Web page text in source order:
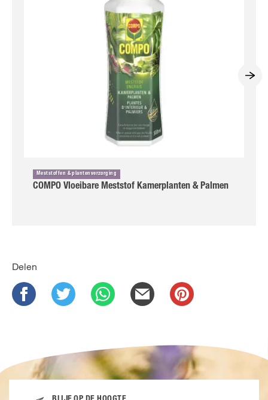
Meststoffen & plantenverzorging
COMPO Vloeibare Meststof Kamerplanten & Palmen
Delen